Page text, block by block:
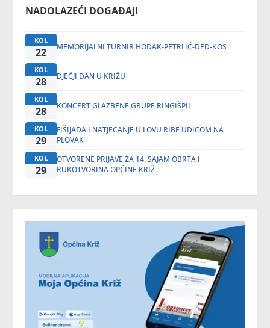
NADOLAZEĆI DOGAĐAJI
KOL
22 MEMORIJALNI TURNIR HODAK-PETRLIĆ-DED-KOS
KOL
28 DJEČJI DAN U KRIŽU
KOL
28 KONCERT GLAZBENE GRUPE RINGIŠPIL
KOL
29
FIŠIJADA I NATJECANJE U LOVU RIBE UDICOM NA
PLOVAK
KOL
29
OTVORENE PRIJAVE ZA 14. SAJAM OBRTA I
RUKOTVORINA OPĆINE KRIŽ